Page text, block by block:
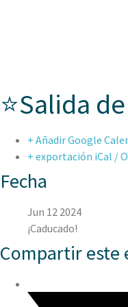
⭐Salida
+ Añadir Google
+ exportación iCal /
Fecha
Jun 12 2024
¡Caducado!
Compartir este